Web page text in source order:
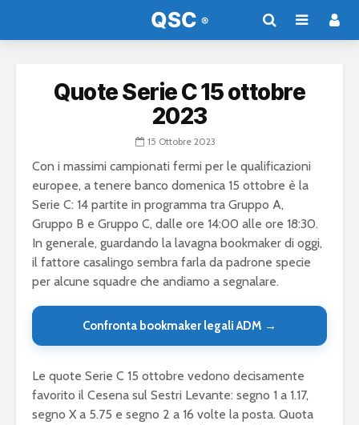
Quote Serie C 15 ottobre
2023
15 Ottobre 2023
Con i massimi campionati fermi per le qualificazioni
europee, a tenere banco domenica 15 ottobre è la
Serie C: 14 partite in programma tra Gruppo A,
Gruppo B e Gruppo C, dalle ore 14:00 alle ore 18:30.
In generale, guardando la lavagna bookmaker di oggi,
il fattore casalingo sembra farla da padrone specie
per alcune squadre che andiamo a segnalare.
Confronta bookmaker legali ADM →
Le quote Serie C 15 ottobre vedono decisamente
favorito il Cesena sul Sestri Levante: segno 1 a 1.17,
segno X a 5.75 e segno 2 a 16 volte la posta. Quota